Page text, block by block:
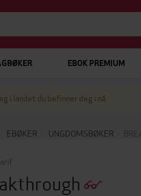
EBOK PREMIUM
i landet du befinner deg i nå.
EBØKER UNGDOMSBØKER